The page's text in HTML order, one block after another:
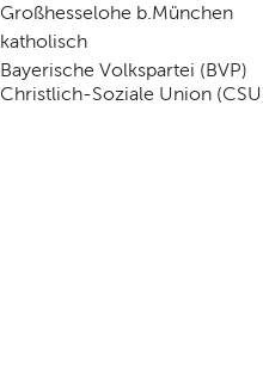
Großhesselohe b.München
katholisch
Bayerische Volkspartei (BVP)
Christlich-Soziale Union